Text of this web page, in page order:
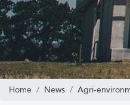
Home News Agri-